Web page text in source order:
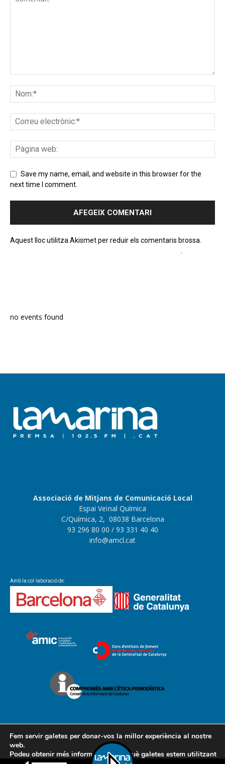
Save my name, email, and website in this browser for the
next time I comment.
Aquest lloc utilitza Akismet per reduir els comentaris brossa.
.
no events found
Associació de Mitjans de Comunicació Local
Espai Veïnal Química
C/Química, 2, 08038 Barcelona
93 296 80 00 / 93 331 40 40
info@amcl.cat
Amb la col·laboració de:
Contacte Avís legal Política de cookies Política de privacitat
Fem servir galetes per donar-vos la millor experiència al nostre
web.
Podeu obtenir més informació sobre què galetes estem utilitzant